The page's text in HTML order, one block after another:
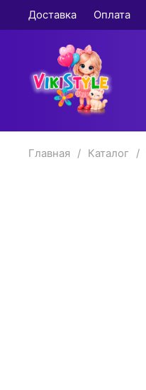
Доставка Оплата
Главная Каталог